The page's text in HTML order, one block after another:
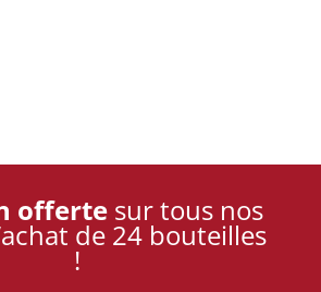
offerte sur tous nos
de 24 bouteilles
!